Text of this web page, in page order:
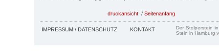
druckansicht / Seitenanfang
IMPRESSUM / DATENSCHUTZ KONTAKT
Der Stolperstein
Stein in Hamburg